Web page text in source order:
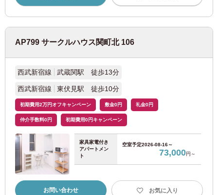
AP799 サークルハウス関町北 106
西武新宿線 武蔵関駅 徒歩13分
西武新宿線 東伏見駅 徒歩10分
初期費用2万円オフキャンペーン 敷金0円 礼金0円
仲介手数料0円 初期費用0円キャンペーン
家具家電付き
アパートメン
ト
空室予定2026-08-16～
73,000円～
お問い合わせ お気に入り
北総鉄道北総線 (8)
東京臨海高速鉄道
りんかい線
横浜市交通局
ブルーライン (18)